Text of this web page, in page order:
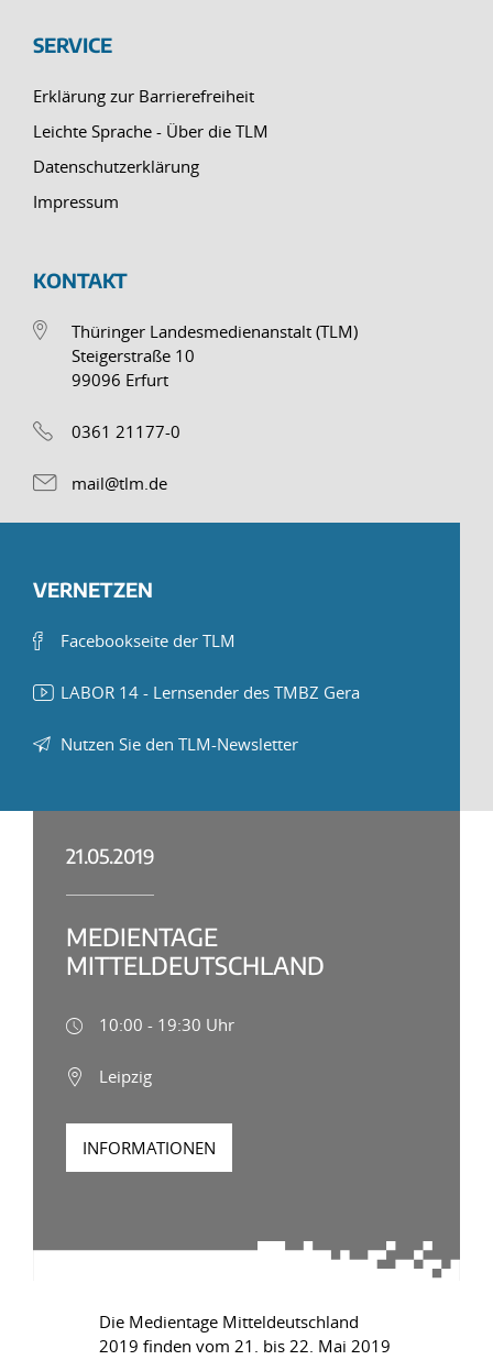
SERVICE
Erklärung zur Barrierefreiheit
Leichte Sprache - Über die TLM
Datenschutzerklärung
Impressum
KONTAKT
Thüringer Landesmedienanstalt (TLM)
Steigerstraße 10
99096 Erfurt
0361 21177-0
mail@tlm.de
VERNETZEN
Facebookseite der TLM
LABOR 14 - Lernsender des TMBZ Gera
Nutzen Sie den TLM-Newsletter
21.05.2019
MEDIENTAGE
MITTELDEUTSCHLAND
10:00 - 19:30 Uhr
Leipzig
INFORMATIONEN
Die Medientage Mitteldeutschland
2019 finden vom 21. bis 22. Mai 2019